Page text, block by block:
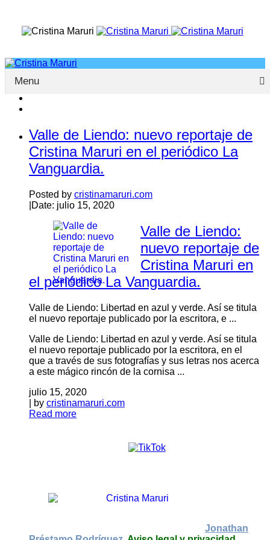
Menu
Valle de Liendo: nuevo reportaje de
Cristina Maruri en el periódico La
Vanguardia.
Posted by cristinamaruri.com
Date: julio 15, 2020
Valle de Liendo:
nuevo reportaje de
Cristina Maruri en
el periódico La Vanguardia.
Valle de Liendo: Libertad en azul y verde. Así se titula
el nuevo reportaje publicado por la escritora, e ...
Valle de Liendo: Libertad en azul y verde. Así se titula
el nuevo reportaje publicado por la escritora, en el
que a través de sus fotografías y sus letras nos acerca
a este mágico rincón de la cornisa ...
julio 15, 2020
| by cristinamaruri.com
Read more
© 2019-2022 CRISTINA MARURI. Diseño:Jonathan